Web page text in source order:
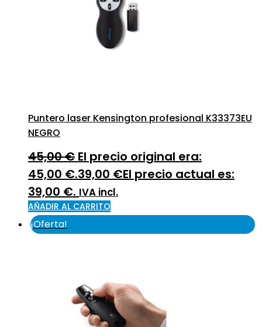
Puntero laser Kensington profesional K33373EU
NEGRO
45,00€ El precio original era:
45,00 €.39,00 €El precio actual es:
39,00 €. IVA incl.
AÑADIR AL CARRITO
¡Oferta!